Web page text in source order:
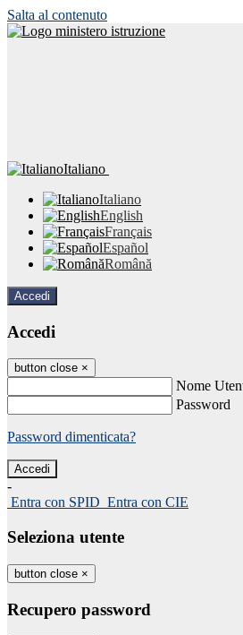
Salta al contenuto
Italiano
Italiano
English
Français
Español
Română
Accedi
Accedi
button close ×
Nome
Password
Password dimenticata?
-
Entra con SPID Entra con CIE
Seleziona utente
button close ×
Recupero password